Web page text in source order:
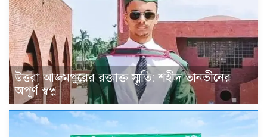
উত্তরা আজমপুরের রক্তাক্ত স্মৃতি: শহীদ তানভীনের
অপূর্ণ স্বপ্ন